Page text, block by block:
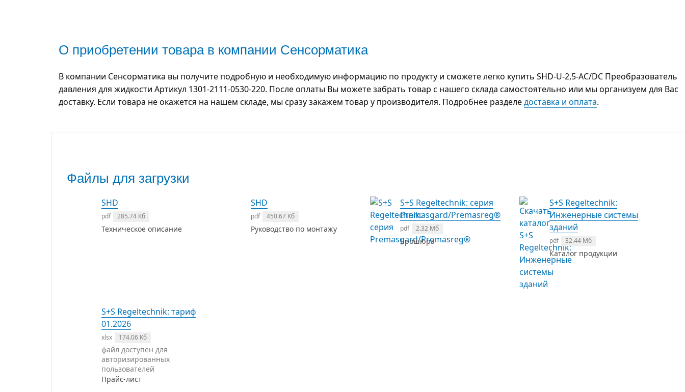
О приобретении товара в компании Сенсорматика
В компании Сенсорматика вы получите подробную и необходимую информацию по продукту и сможете легко купить SHD-U-2,5-AC/DC Преобразователь
давления для жидкости Артикул 1301-2111-0530-220. После оплаты Вы можете забрать товар с нашего склада самостоятельно или мы организуем для Вас
доставку. Если товара не окажется на нашем складе, мы сразу закажем товар у производителя. Подробнее разделедоставка и оплата.
Файлы для загрузки
SHD
pdf 285.74 Кб
Техническое описание
SHD
pdf 450.67 Кб
Руководство по монтажу
S+S Regeltechnik: серия
Premasgard/Premasreg®
pdf 2.32 Мб
Брошюра
S+S Regeltechnik:
Инженерные системы
зданий
pdf 32.44 Мб
Каталог продукции
S+S Regeltechnik: тариф
01.2026
xlsx 174.06 Кб
файл доступен для
авторизированных
пользователей
Прайс-лист